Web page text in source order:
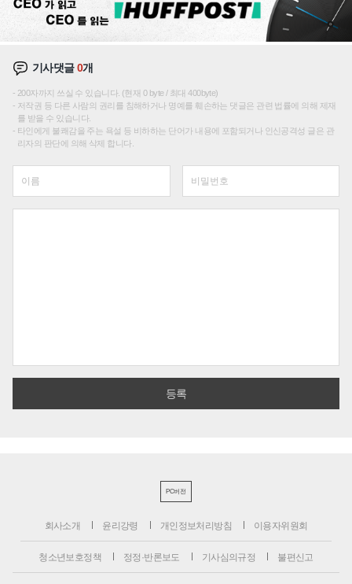
기사댓글0개
200자까지 쓰실 수 있습니다. (현재 0 byte / 최대 400byte)
저작권 등 다른 사람의 권리를 침해하거나 명예를 훼손하는 댓글은 관련 법률에 의해 제재
를 받을 수 있습니다.
타인에게 불쾌감을 주는 욕설 등 비하하는 단어가 내용에 포함되거나 인신공격성 글은 관
리자의 판단에 의해 삭제 합니다.
PC버전
회사소개 윤리강령 개인정보처리방침 이용자위원회
청소년보호정책 정정·반론보도 기사심의규정 불편신고